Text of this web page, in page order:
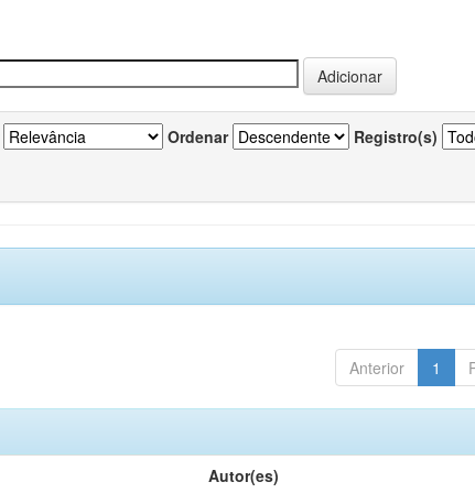
Ordenar Registro(s)
Anterior 1
Autor(es)